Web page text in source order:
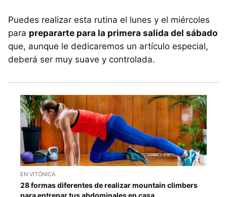
Puedes realizar esta rutina el lunes y el miércoles
para prepararte para la primera salida del sábado
que, aunque le dedicaremos un artículo especial,
deberá ser muy suave y controlada.
EN VITÓNICA
28 formas diferentes de realizar mountain climbers